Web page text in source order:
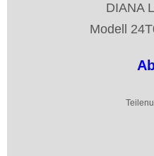
DIANA
Modell